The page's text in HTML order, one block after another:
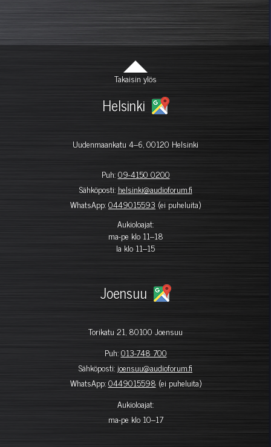
Takaisin ylös
Helsinki
Uudenmaankatu 4–6, 00120 Helsinki
Puh:09-4150 0200
Sähköposti: helsinki@audioforum.fi
WhatsApp:0449015593 (ei puheluita)
Aukioloajat:
ma-pe klo 11–18
la klo 11–15
Joensuu
Torikatu 21, 80100 Joensuu
Puh:013-748 700
Sähköposti: joensuu@audioforum.fi
WhatsApp:0449015598 (ei puheluita)
Aukioloajat:
ma-pe klo 10–17